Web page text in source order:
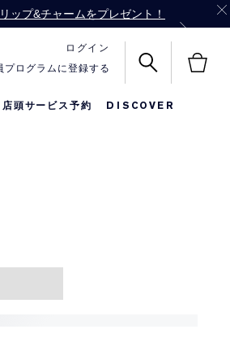
ップ&チャームをプレゼント！
ログラムに登録する
ログイン
店頭サービス予約 DISCOVER